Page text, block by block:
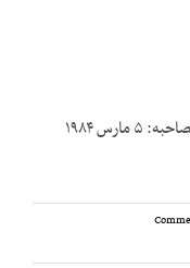
روایت‌کننده: آقای عبدالکریم لاهیجی تاریخ مصاحبه: ۵ مارس ۱۹۸۴